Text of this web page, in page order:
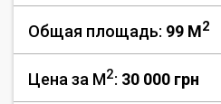
Общая площадь: 99 M2
Цена за М2: 30 000 грн